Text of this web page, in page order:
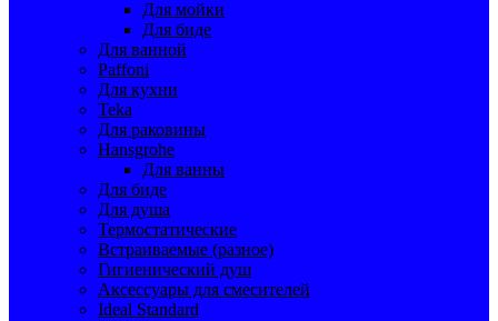
Для мойки
Для биде
Для ванной
Paffoni
Для кухни
Teka
Для раковины
Hansgrohe
Для ванны
Для биде
Для душа
Термостатические
Встраиваемые (разное)
Гигиенический душ
Аксессуары для смесителей
Ideal Standard